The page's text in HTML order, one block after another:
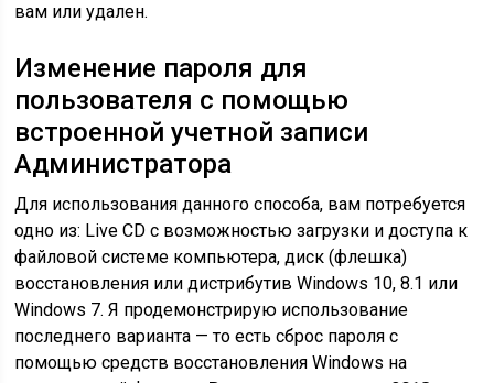
вам или удален.
Изменение пароля для
пользователя с помощью
встроенной учетной записи
Администратора
Для использования данного способа, вам потребуется
одно из: Live CD с возможностью загрузки и доступа к
файловой системе компьютера, диск (флешка)
восстановления или дистрибутив Windows 10, 8.1 или
Windows 7. Я продемонстрирую использование
последнего варианта — то есть сброс пароля с
помощью средств восстановления Windows на